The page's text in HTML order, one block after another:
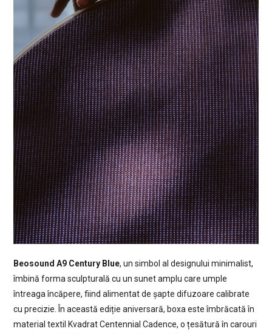
Beosound A9 Century Blue, un simbol al designului minimalist,
îmbină forma sculpturală cu un sunet amplu care umple
întreaga încăpere, fiind alimentat de șapte difuzoare calibrate
cu precizie. În această ediție aniversară, boxa este îmbrăcată în
material textil Kvadrat Centennial Cadence, o țesătură în carouri